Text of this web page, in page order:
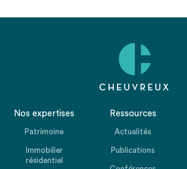
Nos expertises
Patrimoine
Immobilier
résidentiel
Ressources
Actualités
Publications